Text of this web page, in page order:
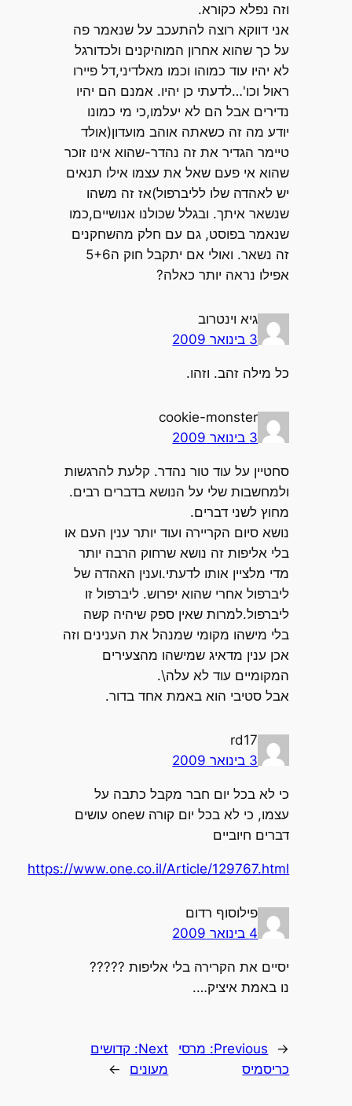
וזה נפלא כקורא.
אני דווקא רוצה להתעכב על שנאמר פה
על כך שהוא אחרון המוהיקנים ולכדורגל
לא יהיו עוד כמוהו וכמו מאלדיני,דל פיירו
ראול וכו'…לדעתי כן יהיו. אמנם הם יהיו
נדירים אבל הם לא יעלמו,כי מי כמונו
יודע מה זה כשאתה אוהב מועדון(אולד
טיימר הגדיר את זה נהדר-שהוא אינו זוכר
שהוא אי פעם שאל את עצמו אילו תנאים
יש לאהדה שלו לליברפול)אז זה משהו
שנשאר איתך. ובגלל שכולנו אנושיים,כמו
שנאמר בפוסט, גם עם חלק מהשחקנים
זה נשאר. ואולי אם יתקבל חוק ה5+6
אפילו נראה יותר כאלה?
גיא וינטרוב
3 בינואר 2009
כל מילה זהב. וזהו.
cookie-monster
3 בינואר 2009
סחטיין על עוד טור נהדר. קלעת להרגשות
ולמחשבות שלי על הנושא בדברים רבים.
מחוץ לשני דברים.
נושא סיום הקריירה ועוד יותר ענין העם או
בלי אליפות זה נושא שרחוק הרבה יותר
מדי מלציין אותו לדעתי.וענין האהדה של
ליברפול אחרי שהוא יפרוש. ליברפול זו
ליברפול.למרות שאין ספק שיהיה קשה
בלי מישהו מקומי שמנהל את הענינים וזה
אכן ענין מדאיג שמישהו מהצעירים
המקומיים עוד לא עלה\.
אבל סטיבי הוא באמת אחד בדור.
rd17
3 בינואר 2009
כי לא בכל יום חבר מקבל כתבה על
עצמו, כי לא בכל יום קורה שone עושים
דברים חיוביים
https://www.one.co.il/Article/129767.html
פילוסוף רדום
4 בינואר 2009
יסיים את הקרירה בלי אליפות ?????
נו באמת איציק….
←
Previous: מרסי
כריסמיס
Next: קדושים
מעונים
→